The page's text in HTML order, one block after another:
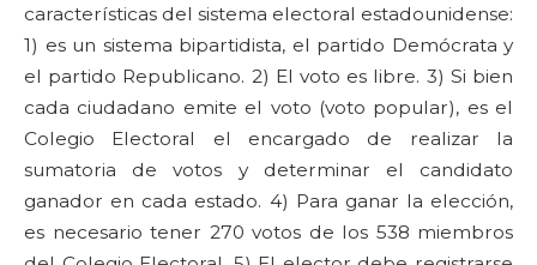
características del sistema electoral estadounidense:
1) es un sistema bipartidista, el partido Demócrata y
el partido Republicano. 2) El voto es libre. 3) Si bien
cada ciudadano emite el voto (voto popular), es el
Colegio Electoral el encargado de realizar la
sumatoria de votos y determinar el candidato
ganador en cada estado. 4) Para ganar la elección,
es necesario tener 270 votos de los 538 miembros